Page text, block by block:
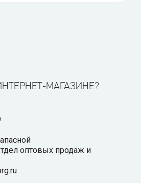
МАГАЗИНЕ?
оптовых продаж и